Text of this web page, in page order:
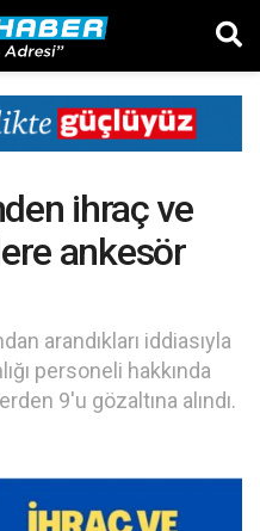
ihraç ve
ankesör
arandıkları iddiasıyla
personeli hakkında
9'u gözaltına alındı.